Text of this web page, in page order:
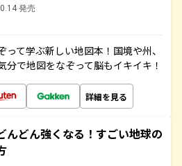
発売
て学ぶ新しい地図本！国境や州、
で地図をなぞって脳もイキイキ！
詳細を見る
んどん強くなる！すごい地球の